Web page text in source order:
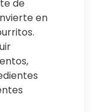
de
en